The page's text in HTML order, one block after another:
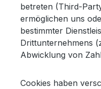
betreten (Third-
ermöglichen uns
bestimmter
Drittunternehmens
Abwicklung von
Cookies haben